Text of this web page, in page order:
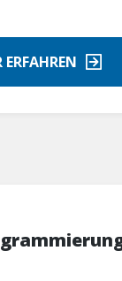
ERFAHREN